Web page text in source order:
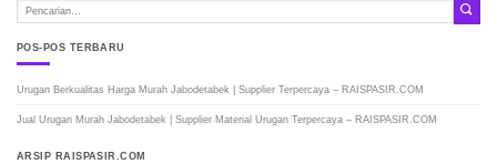
POS-POS TERBARU
Urugan Berkualitas Harga Murah Jabodetabek | Supplier Terpercaya – RAISPASIR.COM
Jual Urugan Murah Jabodetabek | Supplier Material Urugan Terpercaya – RAISPASIR.COM
ARSIP RAISPASIR.COM